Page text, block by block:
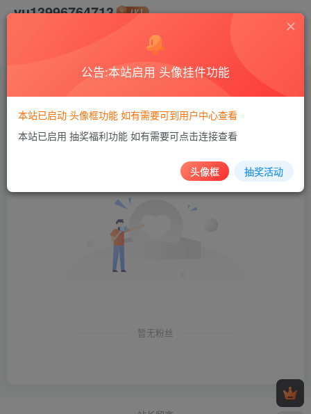
yu13996764713
文章0 收藏0 评论2 版块0 帖子0 粉丝0
粉丝 0 关注 0
暂无粉丝
公告:本站启用 头像挂件功能
本站已启动 头像框功能 如有需要可到用户中心查看
本站已启用 抽奖福利功能 如有需要可点击连接查看
头像框 抽奖活动